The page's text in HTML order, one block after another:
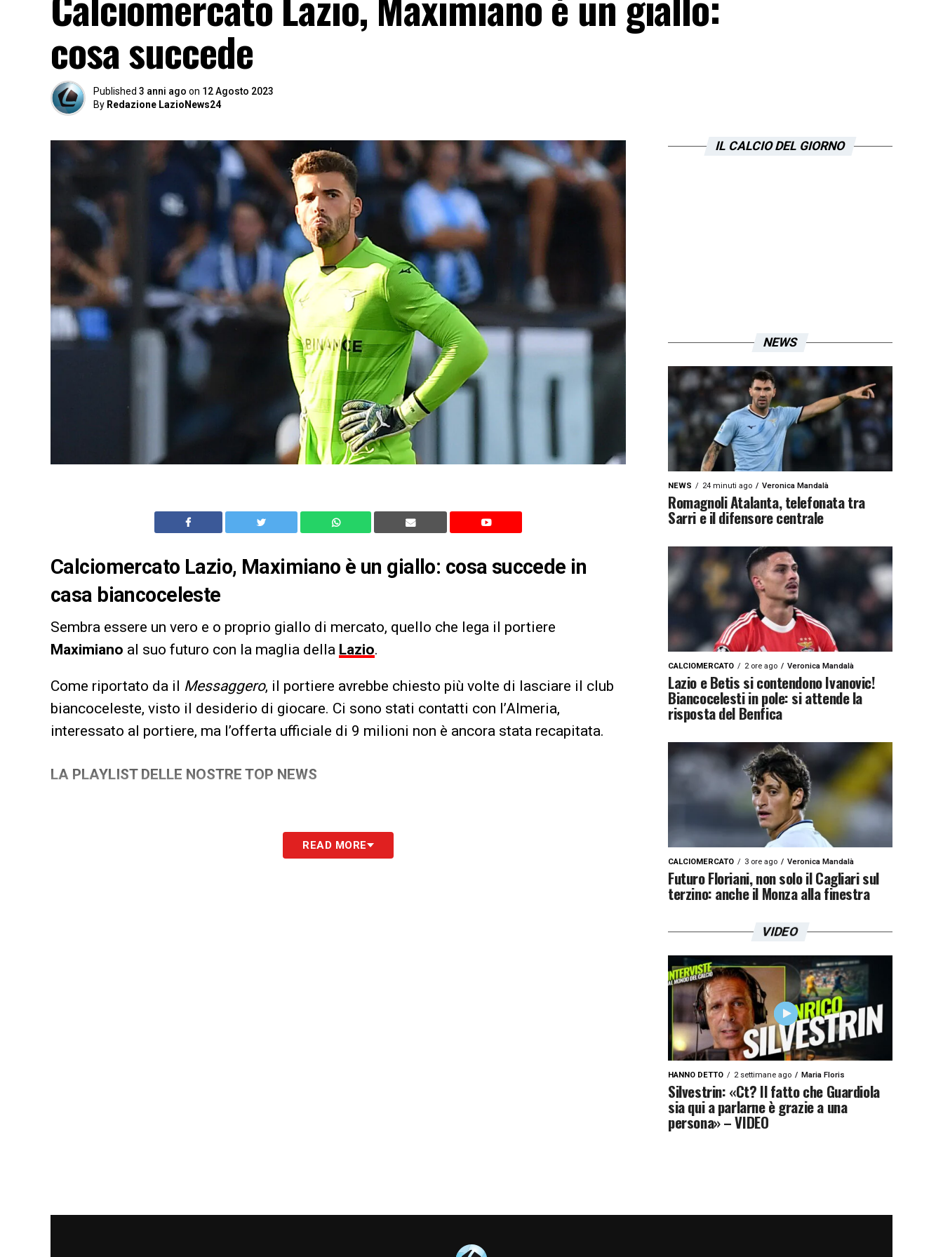
cosa succede
Published 3 anni ago on 12 Agosto 2023
By Redazione LazioNews24
Calciomercato Lazio, Maximiano è un giallo: cosa succede in
casa biancoceleste
Sembra essere un vero e o proprio giallo di mercato, quello che lega il portiere
Maximiano al suo futuro con la maglia della Lazio.
Come riportato da il Messaggero, il portiere avrebbe chiesto più volte di lasciare il club
biancoceleste, visto il desiderio di giocare. Ci sono stati contatti con l’Almeria,
interessato al portiere, ma l’offerta ufficiale di 9 milioni non è ancora stata recapitata.
LA PLAYLIST DELLE NOSTRE TOP NEWS
READ MORE
IL CALCIO DEL GIORNO
NEWS
NEWS 24 minuti ago Veronica Mandalà
Romagnoli Atalanta, telefonata tra
Sarri e il difensore centrale
CALCIOMERCATO 2 ore ago Veronica Mandalà
Lazio e Betis si contendono Ivanovic!
Biancocelesti in pole: si attende la
risposta del Benfica
CALCIOMERCATO 3 ore ago Veronica Mandalà
Futuro Floriani, non solo il Cagliari sul
terzino: anche il Monza alla finestra
VIDEO
HANNO DETTO 2 settimane ago Maria Floris
Silvestrin: «Ct? Il fatto che Guardiola
sia qui a parlarne è grazie a una
persona» – VIDEO